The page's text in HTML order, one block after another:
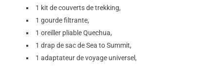
1 kit de couverts de trekking,
1 gourde filtrante,
1 oreiller pliable Quechua,
1 drap de sac de Sea to Summit,
1 adaptateur de voyage universel,